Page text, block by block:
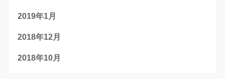
2019年1月
2018年12月
2018年10月